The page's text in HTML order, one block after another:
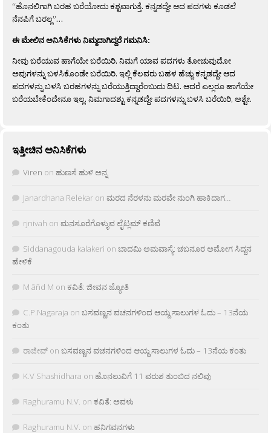
“ಹೊನಲಿಗಾಗಿ ಬರಹ ಬರೆಯೋದು ಕಶ್ಟವಾಗುತ್ತೆ. ಕನ್ನಡದ್ದೇ ಆದ ಪದಗಳು ಕೂಡಲೆ
ನೆನಪಿಗೆ ಬರಲ್ಲ”…
ಈ ಮೇಲಿನ ಅನಿಸಿಕೆಗಳು ನಿಮ್ಮದಾಗಿದ್ದರೆ ಗಮನಿಸಿ:
ನೀವು ಬರೆಯುವ ಹಾಗೆಯೇ ಬರೆಯಿರಿ. ನಿಮಗೆ ಯಾವ ಪದಗಳು ತೋಚುವುದೋ
ಅವುಗಳನ್ನು ಬಳಸಿಕೊಂಡೇ ಬರೆಯಿರಿ. ಇಲ್ಲಿ ಕೆಲವರು ಬಹಳ ಹೆಚ್ಚು ಕನ್ನಡದ್ದೇ ಆದ
ಪದಗಳನ್ನು ಬಳಸಿ ಬರಹಗಳನ್ನು ಬರೆಯುತ್ತಿದ್ದಾರೆಂಬುದು ದಿಟ. ಆದರೆ ಎಲ್ಲರೂ ಹಾಗೆಯೇ
ಬರೆಯಬೇಕೆಂದೇನೂ ಇಲ್ಲ. ನಿಮಗಾದಶ್ಟು ಕನ್ನಡದ್ದೇ ಪದಗಳನ್ನು ಬಳಸಿ ಬರೆಯಿರಿ, ಅಶ್ಟೇ.
ಇತ್ತೀಚಿನ ಅನಿಸಿಕೆಗಳು
Viren on ಹುಣಸೆ ಹುಳಿ ಅನ್ನ
Janardhana Relekar on ಮರದ ನೆರಳನು ಮರವೇ ನುಂಗಿ ಹಾಕಿದಾಗ…
rjnivah on ಮನಸೂರೆಗೊಳ್ಳುವ ಲೈಟ್ಲಮ್ ಕಣಿವೆ
Siddanagouda kalakeri on ಬಾದಮಿ ಅಮವಾಸ್ಯೆ: ಚಬನೂರ ಅಮೋಗ ಸಿದ್ದನ
ಹೇಳಿಕೆ
M âñd M on ಕವಿತೆ: ಜೀವನ ಜ್ಯೋತಿ
C.P.Nagaraja on ಬಸವಣ್ಣನ ವಚನಗಳಿಂದ ಆಯ್ದ ಸಾಲುಗಳ ಓದು – 13ನೆಯ
ಕಂತು
ರಾಜೀವ್ on ಬಸವಣ್ಣನ ವಚನಗಳಿಂದ ಆಯ್ದ ಸಾಲುಗಳ ಓದು – 13ನೆಯ ಕಂತು
K.V Shashidhara on ಹೊನಲುವಿಗೆ 11 ವರುಶ ತುಂಬಿದ ನಲಿವು
Raghuramu N.V. on ಕವಿತೆ: ಅವಳು
Raghuramu N.V. on ಹನಿಗವನಗಳು